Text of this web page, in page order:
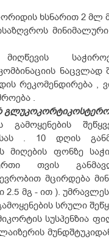
ხსნარით 2
ნაცვლად
რეკომენდირება ,
.
გამოყენების
. 10 დღის
მიღების ფონზე
თვის
მცირდება
მგ - ით ).
სრული
სუსპენზია